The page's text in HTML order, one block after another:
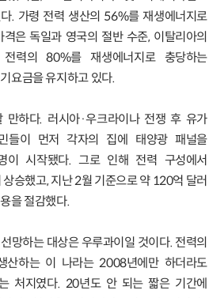
. 가령 전력 생산의 56%를 재생에너지로
은 독일과 영국의 절반 수준, 이탈리아의
력의 80%를 재생에너지로 충당하는
요금을 유지하고 있다.
만하다. 러시아·우크라이나 전쟁 후 유가
들이 먼저 각자의 집에 태양광 패널을
이 시작됐다. 그로 인해 전력 구성에서
승했고, 지난 2월 기준으로 약 120억 달러
을 절감했다.
망하는 대상은 우루과이일 것이다. 전력의
산하는 이 나라는 2008년에만 하더라도
처지였다. 20년도 안 되는 짧은 기간에